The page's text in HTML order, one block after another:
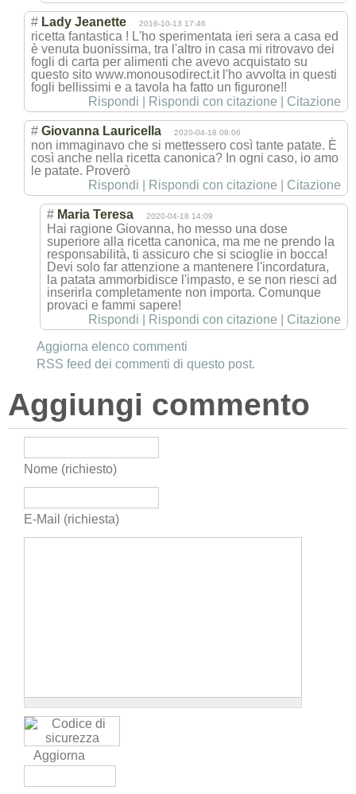
# Lady Jeanette 2016-10-13 17:46
ricetta fantastica ! L'ho sperimentata ieri sera a casa ed
è venuta buonissima, tra l'altro in casa mi ritrovavo dei
fogli di carta per alimenti che avevo acquistato su
questo sito www.monousodirect.it l'ho avvolta in questi
fogli bellissimi e a tavola ha fatto un figurone!!
Rispondi
Rispondi con citazione Citazione
# Giovanna Lauricella 2020-04-18 08:06
non immaginavo che si mettessero così tante patate. È
così anche nella ricetta canonica? In ogni caso, io amo
le patate. Proverò
Rispondi
Rispondi con citazione Citazione
# Maria Teresa 2020-04-18 14:09
Hai ragione Giovanna, ho messo una dose
superiore alla ricetta canonica, ma me ne prendo la
responsabilità, ti assicuro che si scioglie in bocca!
Devi solo far attenzione a mantenere l'incordatura,
la patata ammorbidisce l'impasto, e se non riesci ad
inserirla completamente non importa. Comunque
provaci e fammi sapere!
Rispondi
Rispondi con citazione
Citazione
Aggiorna elenco commenti
RSS feed dei commenti di questo post.
Aggiungi commento
Nome (richiesto)
E-Mail (richiesta)
Aggiorna